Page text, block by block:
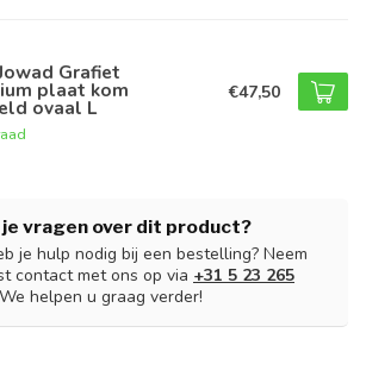
Grafiet
plaat kom
ovaal L
€47,50
je vragen over dit product?
je hulp nodig bij een bestelling? Neem
contact met ons op via +31 5 23 265
helpen u graag verder!